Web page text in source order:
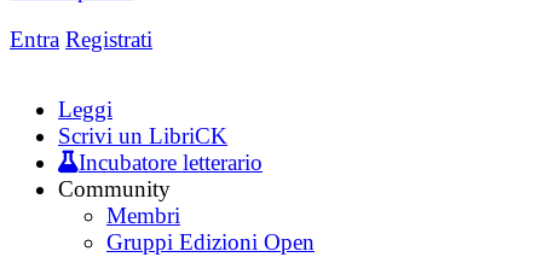
Entra Registrati
Leggi
Scrivi un LibriCK
Incubatore letterario
Community
Membri
Gruppi Edizioni Open